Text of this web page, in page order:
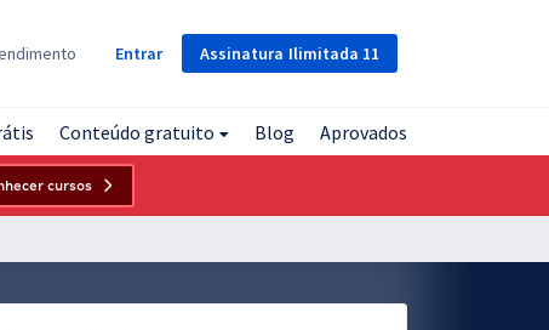
Assinatura Ilimitada 11
Entrar
Conteúdo gratuito Blog Aprovados
cursos